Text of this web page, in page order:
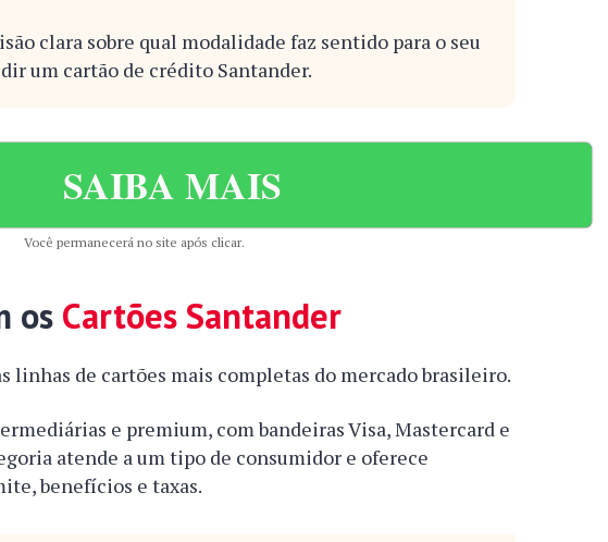
clara sobre qual modalidade faz sentido para o seu
um cartão de crédito Santander.
SAIBA MAIS
Você permanecerá no site após clicar.
os Cartões Santander
linhas de cartões mais completas do mercado brasileiro.
e premium, com bandeiras Visa, Mastercard e
atende a um tipo de consumidor e oferece
benefícios e taxas.